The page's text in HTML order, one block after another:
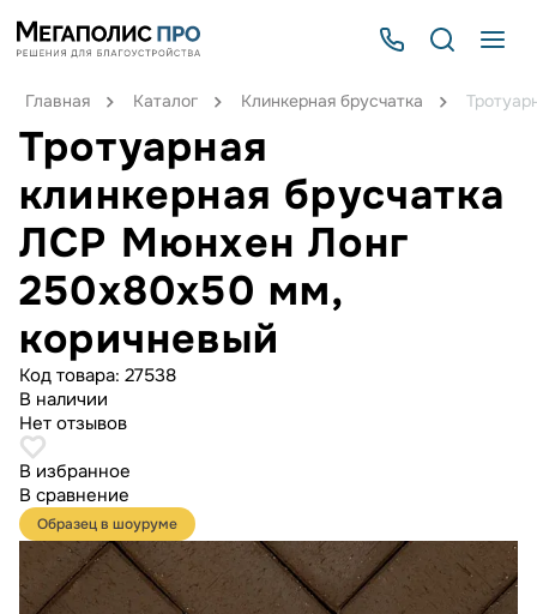
Главная Каталог Клинкерная брусчатка
Тротуарная
клинкерная брусчатка
ЛСР Мюнхен Лонг
250х80х50 мм,
коричневый
Код товара: 27538
В наличии
Нет отзывов
В избранное
В сравнение
Образец в шоуруме